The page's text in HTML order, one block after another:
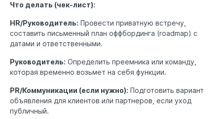
Что делать (чек-лист):
HR/Руководитель: Провести приватную встречу,
составить письменный план оффбординга (roadmap) с
датами и ответственными.
Руководитель: Определить преемника или команду,
которая временно возьмет на себя функции.
PR/Коммуникации (если нужно): Подготовить вариант
объявления для клиентов или партнеров, если уход
публичный.